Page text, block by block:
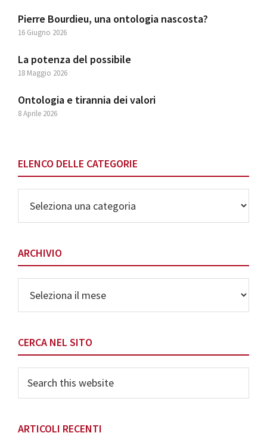
Pierre Bourdieu, una ontologia nascosta?
16 Giugno 2026
La potenza del possibile
18 Maggio 2026
Ontologia e tirannia dei valori
8 Aprile 2026
ELENCO DELLE CATEGORIE
delle
Categorie
ARCHIVIO
CERCA NEL SITO
this
website
ARTICOLI RECENTI